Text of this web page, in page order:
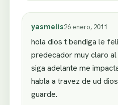
yasmelis26 enero, 2011
hola dios t bendiga le
predecador muy claro
siga adelante me
habla a travez de ud
guarde.